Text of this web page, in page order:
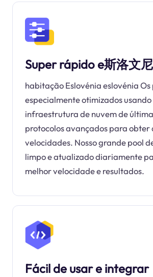
Super rápido e斯洛文
habitação Eslovénia eslovénia Os
especialmente otimizados usando
infraestrutura de nuvem de
protocolos avançados para obter
velocidades. Nosso grande pool
limpo e atualizado diariamente
melhor velocidade e resultados.
Fácil de usar e integrar